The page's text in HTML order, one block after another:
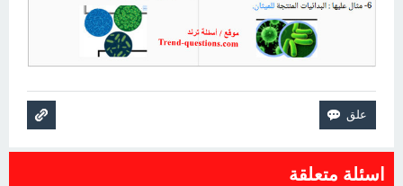
اسئلة متعلقة